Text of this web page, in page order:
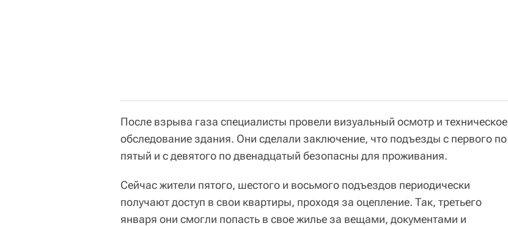
После взрыва газа специалисты провели визуальный осмотр и техническое
обследование здания. Они сделали заключение, что подъезды с первого по
пятый и с девятого по двенадцатый безопасны для проживания.
Сейчас жители пятого, шестого и восьмого подъездов периодически
получают доступ в свои квартиры, проходя за оцепление. Так, третьего
января они смогли попасть в свое жилье за вещами, документами и